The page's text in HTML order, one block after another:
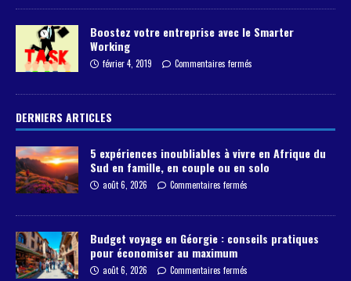
Boostez votre entreprise avec le Smarter
Working
février 4, 2019 Commentaires fermés
DERNIERS ARTICLES
5 expériences inoubliables à vivre en Afrique du
Sud en famille, en couple ou en solo
août 6, 2026 Commentaires fermés
Budget voyage en Géorgie : conseils pratiques
pour économiser au maximum
août 6, 2026 Commentaires fermés